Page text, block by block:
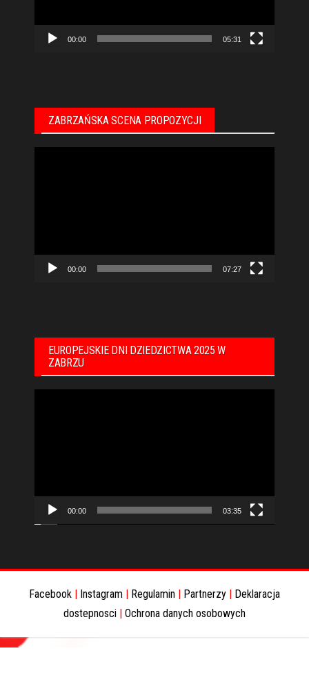
00:00 05:31
ZABRZAŃSKA SCENA PROPOZYCJI
00:00 07:27
EUROPEJSKIE DNI DZIEDZICTWA 2025 W
ZABRZU
00:00 03:35
Facebook Instagram Regulamin Partnerzy
Deklaracja
dostepnosci
Ochrona danych osobowych